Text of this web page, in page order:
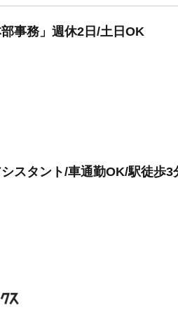
事務」週休2日/土日OK
シスタント/車通勤OK/駅徒歩